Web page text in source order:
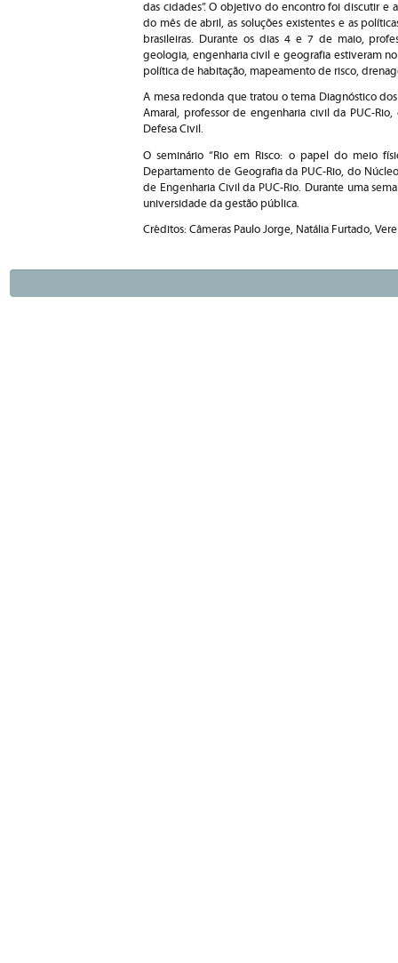
das cidades”. O objetivo do encontro foi discutir e
do mês de abril, as soluções existentes e as
brasileiras. Durante os dias 4 e 7 de maio,
geologia, engenharia civil e geografia estiveram
política de habitação, mapeamento de risco,
A mesa redonda que tratou o tema Diagnóstico
Amaral, professor de engenharia civil da PUC-
Defesa Civil.
O seminário “Rio em Risco: o papel do meio
Departamento de Geografia da PUC-Rio, do
de Engenharia Civil da PUC-Rio. Durante uma
universidade da gestão pública.
Créditos: Câmeras Paulo Jorge, Natália Furtado,